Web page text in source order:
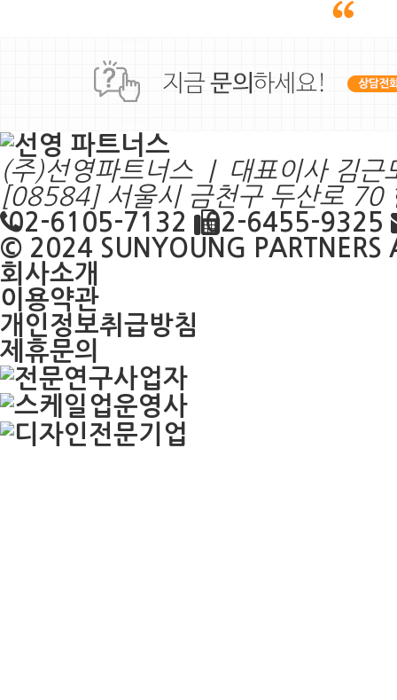
(주)선영파트너스 | 대표이사 김근
[08584] 서울시 금천구 두산로 70
02-6105-7132
02-6455-9325
© 2024 SUNYOUNG PARTNERS
회사소개
이용약관
개인정보취급방침
제휴문의